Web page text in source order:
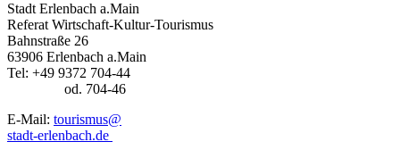
Stadt Erlenbach a.Main
Referat Wirtschaft-Kultur-Tourismus
Bahnstraße 26
63906 Erlenbach a.Main
Tel: +49 9372 704-44
od. 704-46
E-Mail: tourismus@
stadt-erlenbach.de